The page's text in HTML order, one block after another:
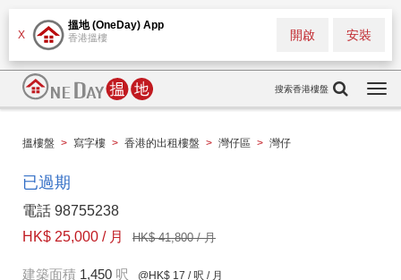
X
搵地 (OneDay) App
香港搵樓 安裝
開啟
搜索香港樓盤
搵樓盤 > 寫字樓 > 香港的出租樓盤 > 灣仔區 > 灣仔
已過期
電話 98755238
HK$ 25,000 / 月
HK$ 41,800 / 月
建築面積 1,450 呎 @HK$ 17 / 呎 / 月